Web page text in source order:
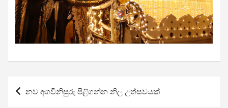
Post
navigation
නව අගවිනිසුරු පිළිගන්න නිල උත්සවයක්